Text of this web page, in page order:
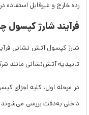
رده خارج و غیرقابل استفاده
فرآیند شارژ کپسول
شارژ کپسول آتش نشانی
تاییدیه آتش‌نشانی مانند
در مرحله اول، کلیه اجزای
داخلی به‌دقت بررسی